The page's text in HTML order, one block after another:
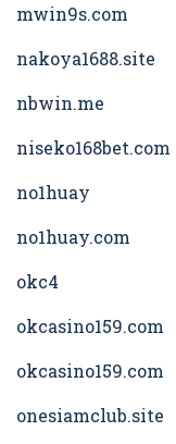
mwin9s.com
nakoya1688.site
nbwin.me
niseko168bet.com
no1huay
no1huay.com
okc4
okcasino159.com
okcasino159.com
onesiamclub.site